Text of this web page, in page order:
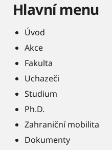
Hlavní menu
Úvod
Akce
Fakulta
Uchazeči
Studium
Ph.D.
Zahraniční mobilita
Dokumenty